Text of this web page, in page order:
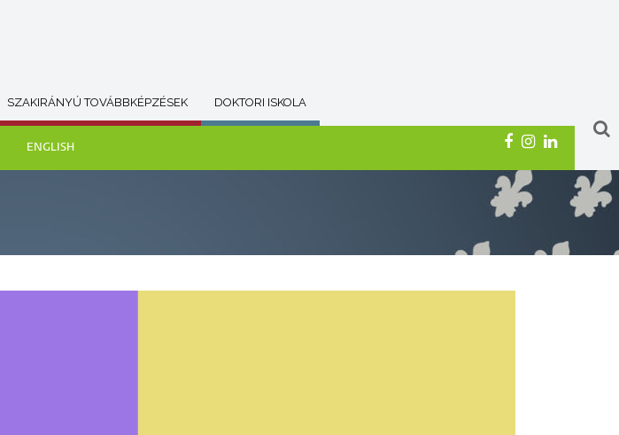
SZAKIRÁNYÚ TOVÁBBKÉPZÉSEK DOKTORI ISKOLA
ENGLISH